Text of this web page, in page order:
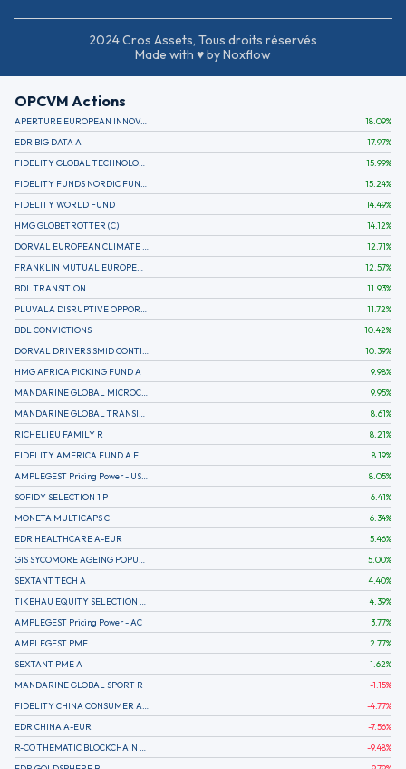
2024 Cros Assets, Tous droits réservés
Made with ♥ by Noxflow
OPCVM Actions
APERTURE EUROPEAN INNOVATION 18.09%
EDR BIG DATA A
17.97%
15.99%
15.24%
FIDELITY WORLD FUND
14.49%
HMG GLOBETROTTER (C)
14.12%
12.71%
12.57%
BDL TRANSITION
11.93%
11.72%
BDL CONVICTIONS
10.42%
10.39%
HMG AFRICA PICKING FUND A
9.98%
9.95%
8.61%
RICHELIEU FAMILY R
8.21%
8.19%
8.05%
SOFIDY SELECTION 1 P
6.41%
MONETA MULTICAPS C
6.34%
EDR HEALTHCARE A-EUR
5.46%
5.00%
SEXTANT TECH A
4.40%
4.39%
AMPLEGEST Pricing Power - AC
3.77%
AMPLEGEST PME
2.77%
SEXTANT PME A
1.62%
MANDARINE GLOBAL SPORT R
-1.15%
-4.77%
EDR CHINA A-EUR
-7.56%
-9.48%